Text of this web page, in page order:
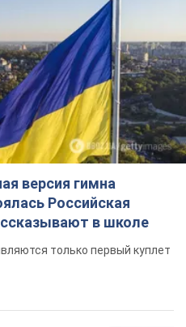
версия гимна
Российская
в школе
только первый куплет